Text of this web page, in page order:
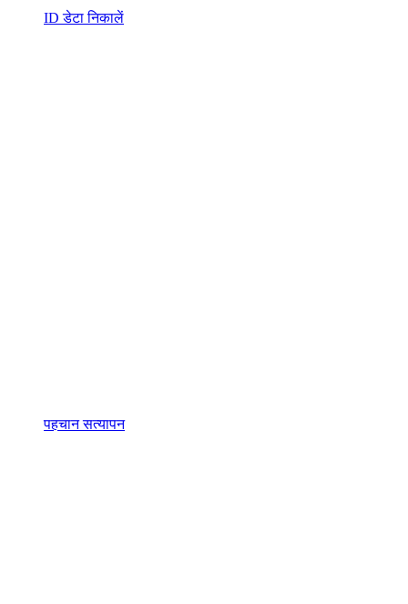
ID डेटा निकालें
पहचान सत्यापन